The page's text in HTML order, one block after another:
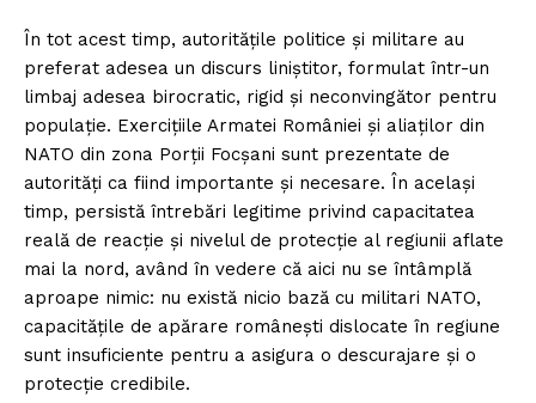
În tot acest timp, autoritățile politice și militare au
preferat adesea un discurs liniștitor, formulat într-un
limbaj adesea birocratic, rigid și neconvingător pentru
populație. Exercițiile Armatei României și aliaților din
NATO din zona Porții Focșani sunt prezentate de
autorități ca fiind importante și necesare. În același
timp, persistă întrebări legitime privind capacitatea
reală de reacție și nivelul de protecție al regiunii aflate
mai la nord, având în vedere că aici nu se întâmplă
aproape nimic: nu există nicio bază cu militari NATO,
capacitățile de apărare românești dislocate în regiune
sunt insuficiente pentru a asigura o descurajare și o
protecție credibile.